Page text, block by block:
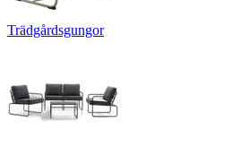
Trädgårdsgungor